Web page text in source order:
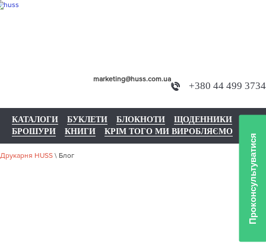
+380 44 499 3734
marketing@huss.com.ua
КАТАЛОГИ БУКЛЕТИ БЛОКНОТИ
ЩОДЕННИКИ
БРОШУРИ
КНИГИ КРІМ ТОГО МИ ВИРОБЛЯЄМО
Друкарня HUSS \ Блог Проконсультуватися